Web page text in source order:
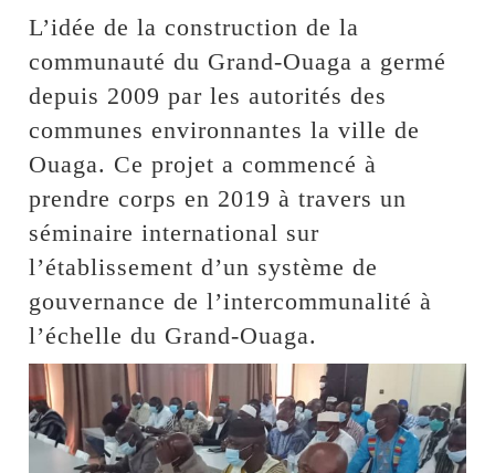
L’idée de la construction de la
communauté du Grand-Ouaga a germé
depuis 2009 par les autorités des
communes environnantes la ville de
Ouaga. Ce projet a commencé à
prendre corps en 2019 à travers un
séminaire international sur
l’établissement d’un système de
gouvernance de l’intercommunalité à
l’échelle du Grand-Ouaga.